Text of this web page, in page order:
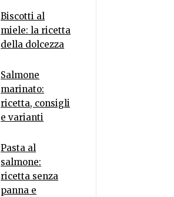
Biscotti al
miele: la ricetta
della dolcezza
Salmone
marinato:
ricetta, consigli
e varianti
Pasta al
salmone:
ricetta senza
panna e